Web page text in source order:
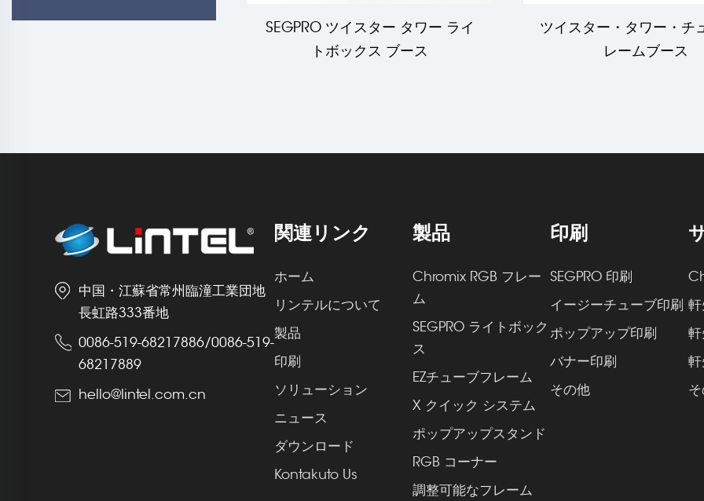
SEGPRO ツイスター タワー ライ
トボックス ブース
ツイスター・タワー・チ
レームブース
中国・江蘇省常州臨潼工業団地
長虹路333番地
0086-519-68217886/0086-519-
68217889
hello@lintel.com.cn
関連リンク
ホーム
リンテルについて
製品
印刷
ソリューション
ニュース
ダウンロード
Kontakuto Us
製品
Chromix RGB フレー
ム
SEGPRO ライトボック
ス
EZチューブフレーム
X クイック システム
ポップアップスタンド
RGB コーナー
調整可能なフレーム
印刷
SEGPRO 印刷
イージーチューブ印刷
ポップアップ印刷
バナー印刷
その他